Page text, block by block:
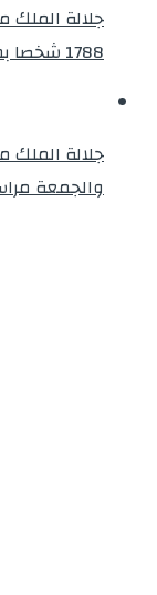
جلالة
1788 شخصا بمناسبة عيد العرش المجيد
جلالة
والجمعة